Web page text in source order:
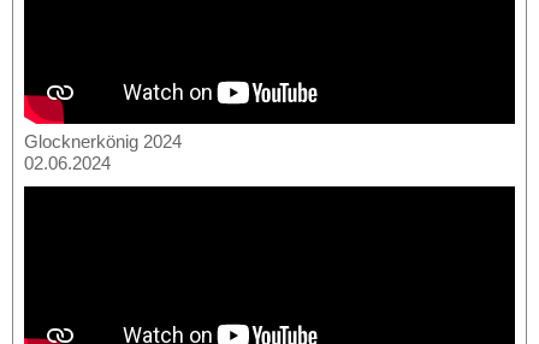
Glocknerkönig 2024
02.06.2024